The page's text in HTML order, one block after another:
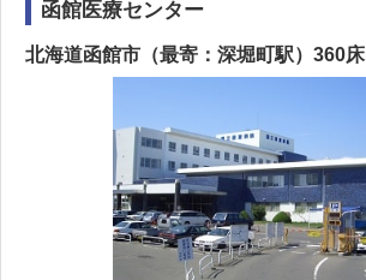
函館医療センター
北海道函館市（最寄：深堀町駅）360床